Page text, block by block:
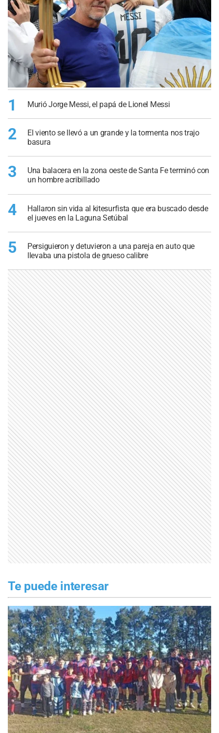
1 Murió Jorge Messi, el papá de Lionel Messi
2
El viento se llevó a un grande y la tormenta nos trajo
basura
3
Una balacera en la zona oeste de Santa Fe terminó con
un hombre acribillado
4
Hallaron sin vida al kitesurfista que era buscado desde
el jueves en la Laguna Setúbal
5
Persiguieron y detuvieron a una pareja en auto que
llevaba una pistola de grueso calibre
Te puede interesar